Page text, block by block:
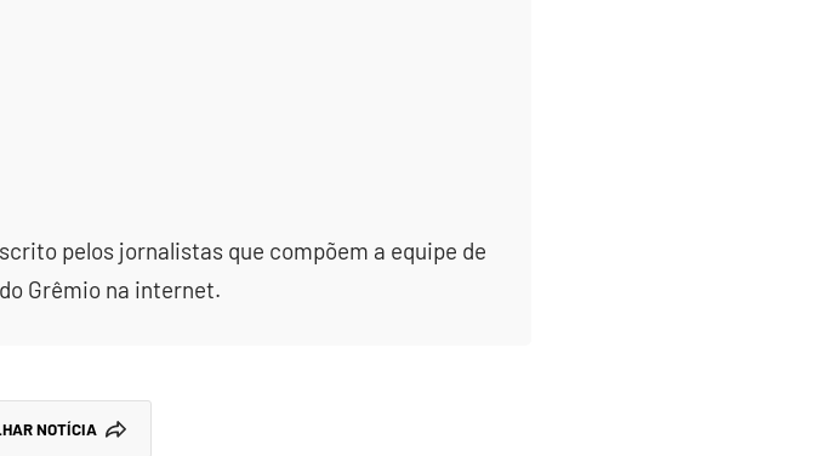
pelos jornalistas que compõem a equipe de
Grêmio na internet.
NOTÍCIA